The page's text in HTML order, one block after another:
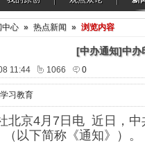
中心 » 热点新闻 » 浏览内容
[中办通知]中办
11:44 1066 0
习教育
北京4月7日电 近日，中
（以下简称《通知》）。